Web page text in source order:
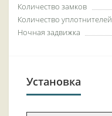
Количество замков
Количество уплотнителей
Ночная задвижка
Установка